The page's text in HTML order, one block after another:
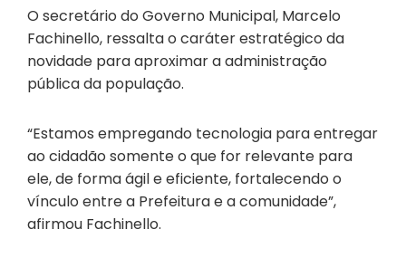
O secretário do Governo Municipal, Marcelo
Fachinello, ressalta o caráter estratégico da
novidade para aproximar a administração
pública da população.
“Estamos empregando tecnologia para entregar
ao cidadão somente o que for relevante para
ele, de forma ágil e eficiente, fortalecendo o
vínculo entre a Prefeitura e a comunidade”,
afirmou Fachinello.